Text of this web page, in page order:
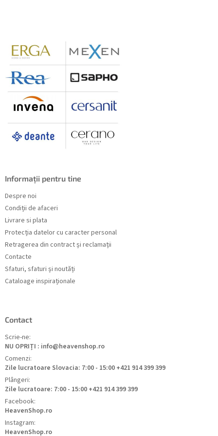
Informații pentru tine
Despre noi
Condiții de afaceri
Livrare si plata
Protecția datelor cu caracter personal
Retragerea din contract și reclamații
Contacte
Sfaturi, sfaturi și noutăți
Cataloage inspiraționale
Contact
Scrie-ne:
NU OPRIȚI : info@heavenshop.ro
Comenzi:
Zile lucratoare Slovacia: 7:00 - 15:00 +421 914 399 399
Plângeri:
Zile lucratoare: 7:00 - 15:00 +421 914 399 399
Facebook:
HeavenShop.ro
Instagram:
HeavenShop.ro